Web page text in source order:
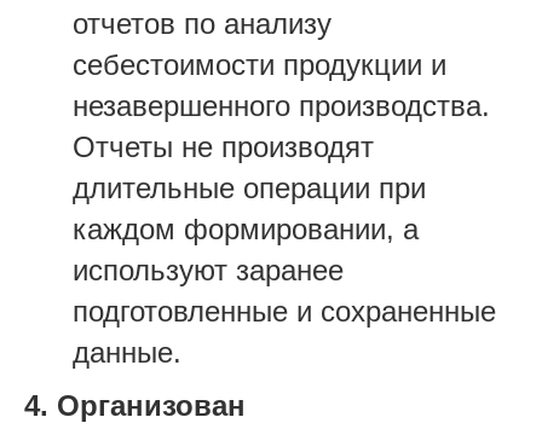
отчетов по анализу
себестоимости продукции и
незавершенного производства.
Отчеты не производят
длительные операции при
каждом формировании, а
используют заранее
подготовленные и сохраненные
данные.
4. Организован